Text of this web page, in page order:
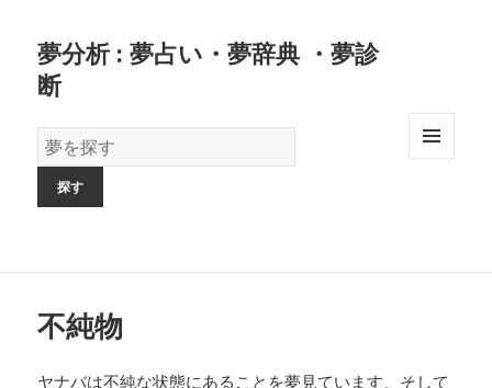
夢分析 : 夢占い・夢辞典 ・夢診
断
夢
の
不純物
ヤナバは不純な状態にあることを夢見ています、そして